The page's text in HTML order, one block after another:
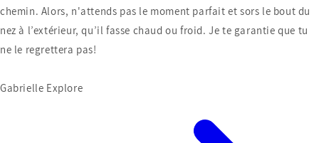
chemin. Alors, n'attends pas le moment parfait et sors le bout du
nez à l’extérieur, qu’il fasse chaud ou froid. Je te garantie que tu
ne le regrettera pas!
Gabrielle Explore